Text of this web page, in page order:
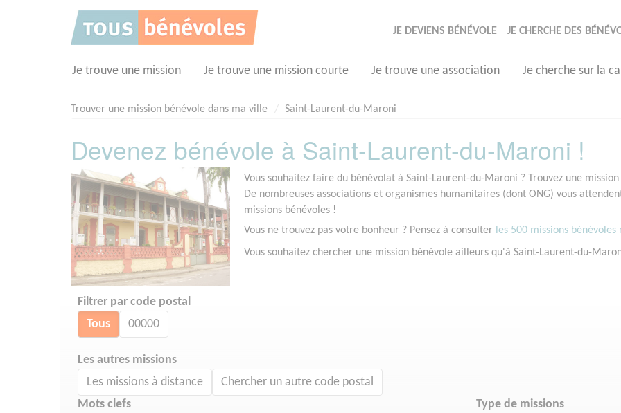
JE DEVIENS BÉNÉVOLE JE CHERCHE DES
Je trouve une mission Je trouve une mission courte Je trouve une association Je cherche sur la
Trouver une mission bénévole dans ma ville Saint-Laurent-du-Maroni
Devenez bénévole à Saint-Laurent-du-Maroni !
Vous souhaitez faire du bénévolat à Saint-Laurent-du-Maroni ? Trouvez une
De nombreuses associations et organismes humanitaires (dont ONG) vous
missions bénévoles !
Vous ne trouvez pas votre bonheur ? Pensez à consulter les 500 missions
Vous souhaitez chercher une mission bénévole ailleurs qu'à Saint-Laurent-du-
Filtrer par code postal
Tous 00000
Les autres missions
Les missions à distance Chercher un autre code postal
Mots clefs Type de missions